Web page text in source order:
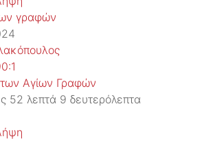
γραφών
Αγίων Γραφών
52 λεπτά 9 δευτερόλεπτα